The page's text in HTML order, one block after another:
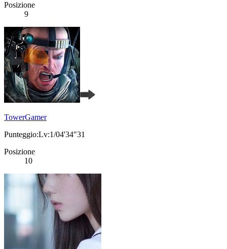
Posizione
9
TowerGamer
Punteggio:Lv:1/04'34"31
Posizione
10